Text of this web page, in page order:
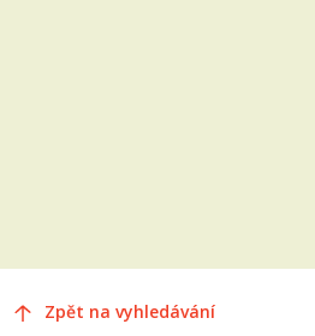
Zpět na vyhledávání